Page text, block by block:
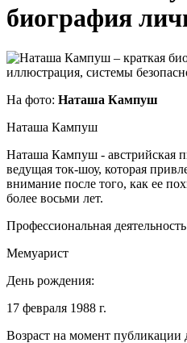
биография
На фото: Наташа Кампуш
Наташа Кампуш
Наташа Кампуш - австрийская
ведущая ток-шоу, которая
внимание после того, как ее
более восьми лет.
Профессиональная
Мемуарист
День рождения:
17 февраля 1988 г.
Возраст на момент публикации